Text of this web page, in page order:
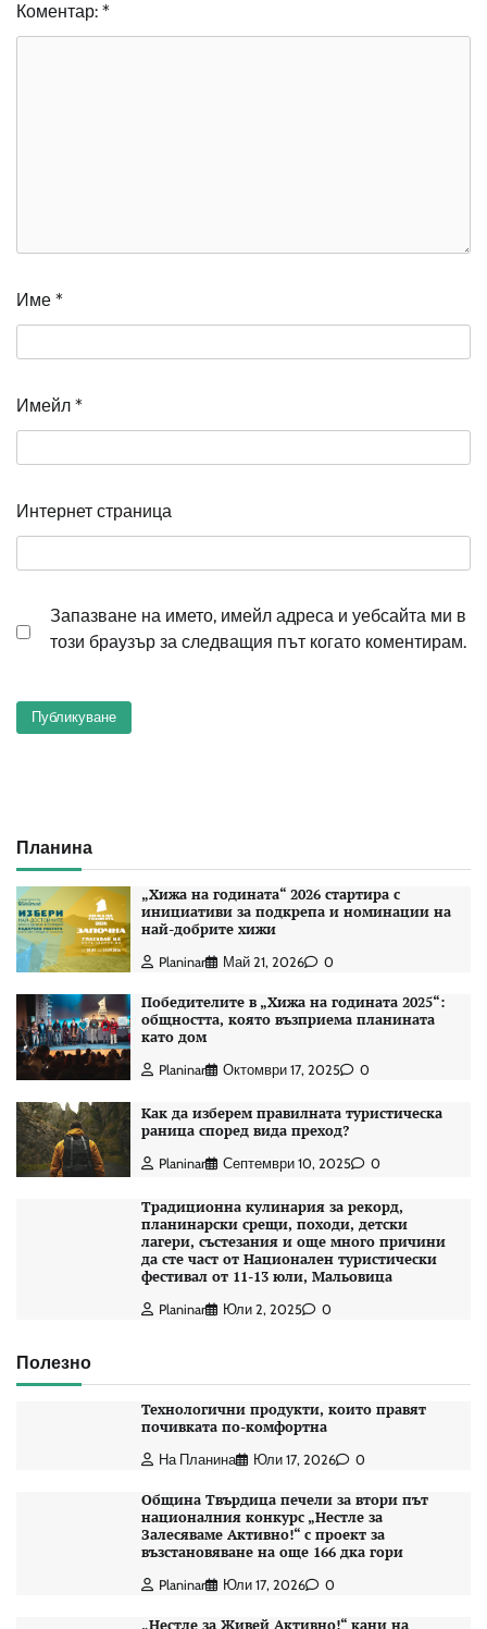
Коментар: *
Име *
Имейл *
Интернет страница
Запазване на името, имейл адреса и уебсайта ми в
този браузър за следващия път когато коментирам.
Планина
„Хижа на годината“ 2026 стартира с
инициативи за подкрепа и номинации на
най-добрите хижи
Planinar Май 21, 2026 0
Победителите в „Хижа на годината 2025“:
общността, която възприема планината
като дом
Planinar Октомври 17, 2025 0
Как да изберем правилната туристическа
раница според вида преход?
Planinar Септември 10, 2025 0
Традиционна кулинария за рекорд,
планинарски срещи, походи, детски
лагери, състезания и още много причини
да сте част от Национален туристически
фестивал от 11-13 юли, Мальовица
Planinar Юли 2, 2025 0
Полезно
Технологични продукти, които правят
почивката по-комфортна
На Планина Юли 17, 2026 0
Община Твърдица печели за втори път
националния конкурс „Нестле за
Залесяваме Активно!“ с проект за
възстановяване на още 166 дка гори
Planinar Юли 17, 2026 0
„Нестле за Живей Активно!“ кани на